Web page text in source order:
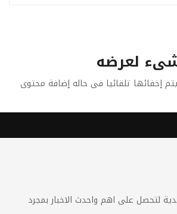
لعرضه
إخفائها تلقائيا فى حاله إضافة محتوى
لتحصل على اهم واحدث الاخبار بمجرد